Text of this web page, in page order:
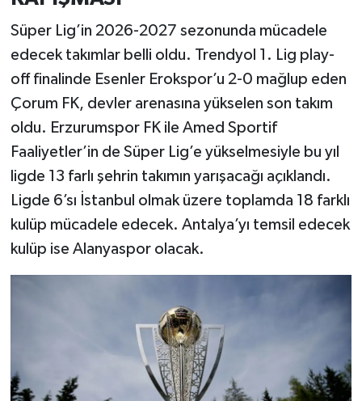
Süper Lig’in 2026-2027 sezonunda mücadele
edecek takımlar belli oldu. Trendyol 1. Lig play-
off finalinde Esenler Erokspor’u 2-0 mağlup eden
Çorum FK, devler arenasına yükselen son takım
oldu. Erzurumspor FK ile Amed Sportif
Faaliyetler’in de Süper Lig’e yükselmesiyle bu yıl
ligde 13 farlı şehrin takımın yarışacağı açıklandı.
Ligde 6’sı İstanbul olmak üzere toplamda 18 farklı
kulüp mücadele edecek. Antalya’yı temsil edecek
kulüp ise Alanyaspor olacak.